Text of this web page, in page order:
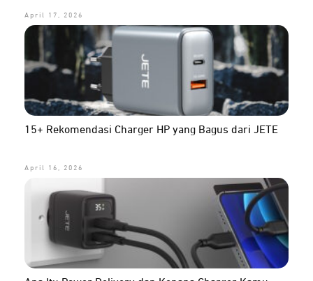
April 17, 2026
15+ Rekomendasi Charger HP yang Bagus dari JETE
April 16, 2026